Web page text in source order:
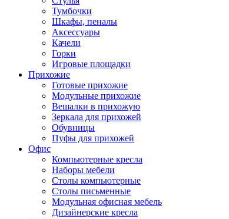
Тумбочки
Шкафы, пеналы
Аксессуары
Качели
Горки
Игровые площадки
Прихожие
Готовые прихожие
Модульные прихожие
Вешалки в прихожую
Зеркала для прихожей
Обувницы
Пуфы для прихожей
Офис
Компьютерные кресла
Наборы мебели
Столы компьютерные
Столы письменные
Модульная офисная мебель
Дизайнерские кресла